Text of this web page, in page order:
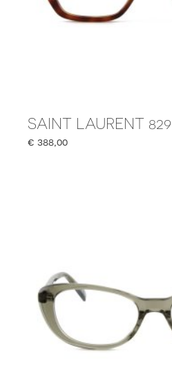
SAINT LAURENT 829
€ 388,00